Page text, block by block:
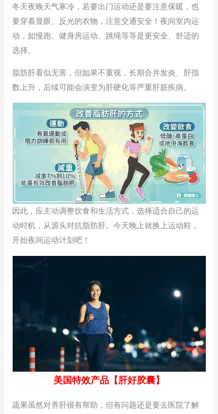
冬天夜晚天气寒冷，若要出门运动还是要注意保暖，也
要穿着显眼、反光的衣物，注意交通安全！夜间室内运
动，如慢跑、健身房运动、跳绳等等是更安全、舒适的
选择。
脂肪肝看似无害，但如果不重视，长期合并发炎、肝指
数上升，后续可能会演变为肝硬化等严重肝脏疾病。
因此，应主动调整饮食和生活方式，选择适合自己的运
动时机，从源头对抗脂肪肝。今天晚上就换上运动鞋，
开始夜间运动计划吧！
美国特效产品【肝好胶囊】
蔬果虽然对养肝很有帮助，但有问题还是要去医院了解